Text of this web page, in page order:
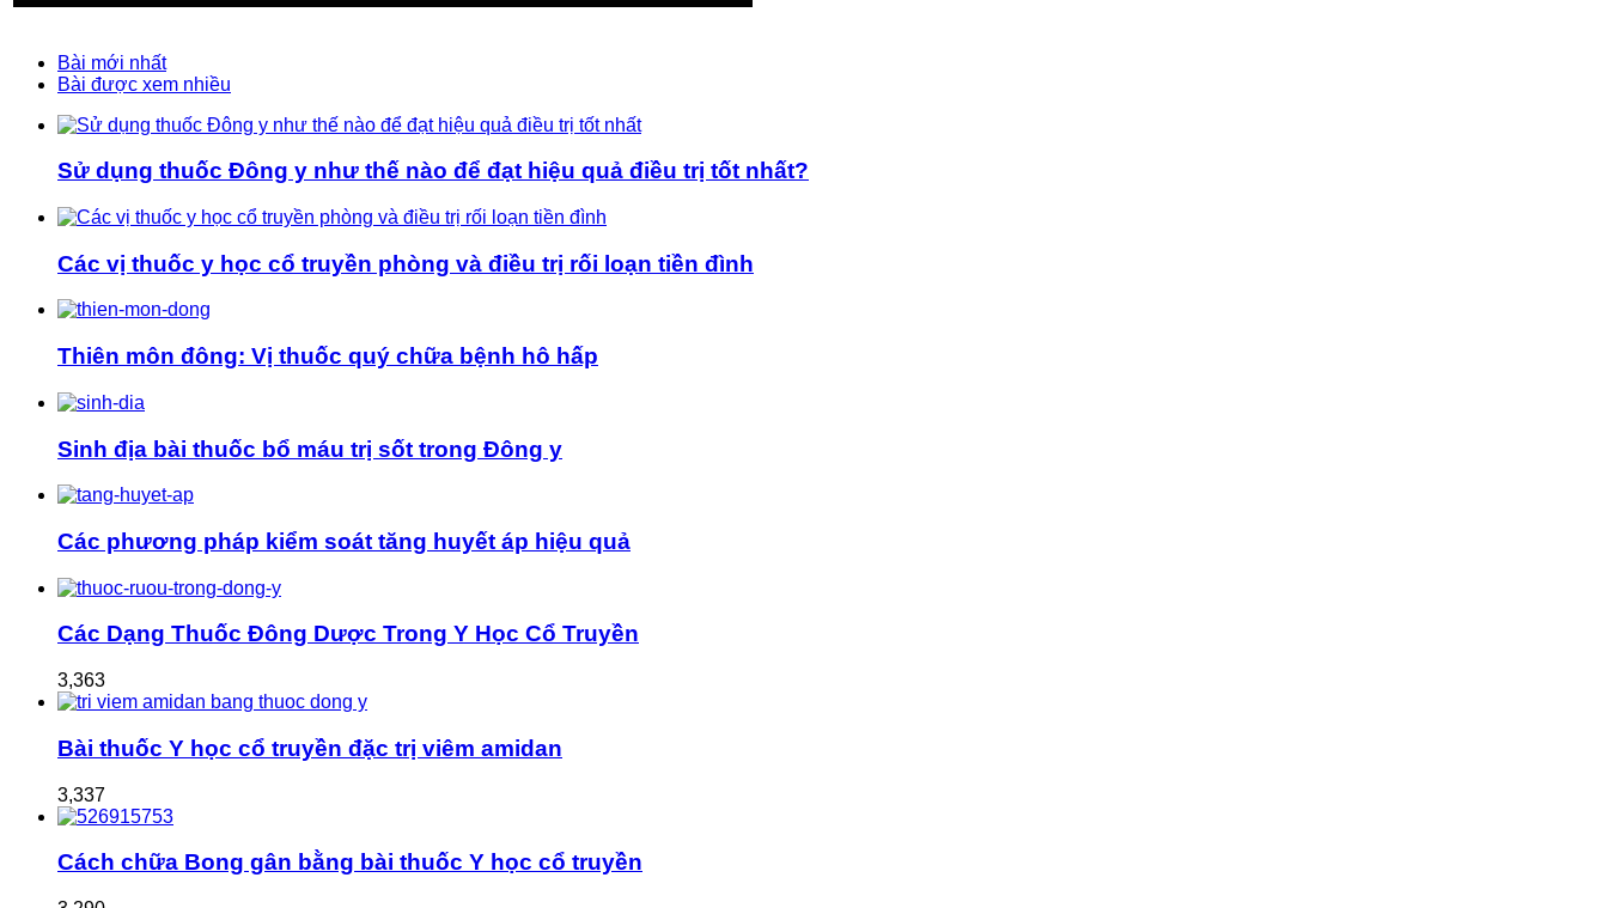
Bài mới nhất
Bài được xem nhiều
Sử dụng thuốc Đông y như thế nào để đạt hiệu quả điều trị tốt nhất?
Các vị thuốc y học cổ truyền phòng và điều trị rối loạn tiền đình
Thiên môn đông: Vị thuốc quý chữa bệnh hô hấp
Sinh địa bài thuốc bổ máu trị sốt trong Đông y
Các phương pháp kiểm soát tăng huyết áp hiệu quả
Các Dạng Thuốc Đông Dược Trong Y Học Cổ Truyền
3,363
Bài thuốc Y học cổ truyền đặc trị viêm amidan
3,337
Cách chữa Bong gân bằng bài thuốc Y học cổ truyền